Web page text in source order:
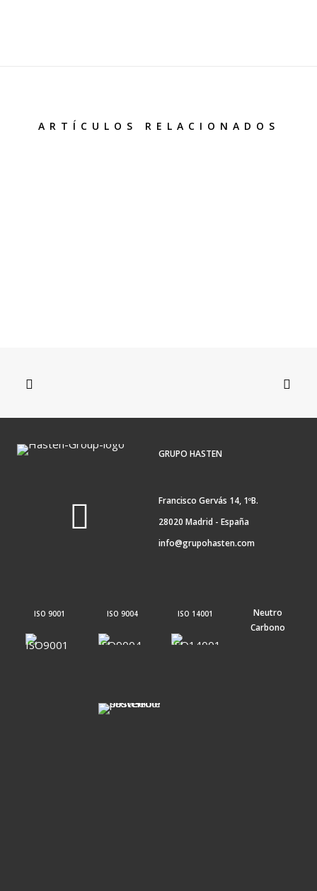
ARTÍCULOS RELACIONADOS
30 de julio de 2026
GRUPO HASTEN
Francisco Gervás 14, 1ºB.
28020 Madrid - España
info@grupohasten.com
ISO 9001 ISO 9004 ISO 14001
Neutro
Carbono